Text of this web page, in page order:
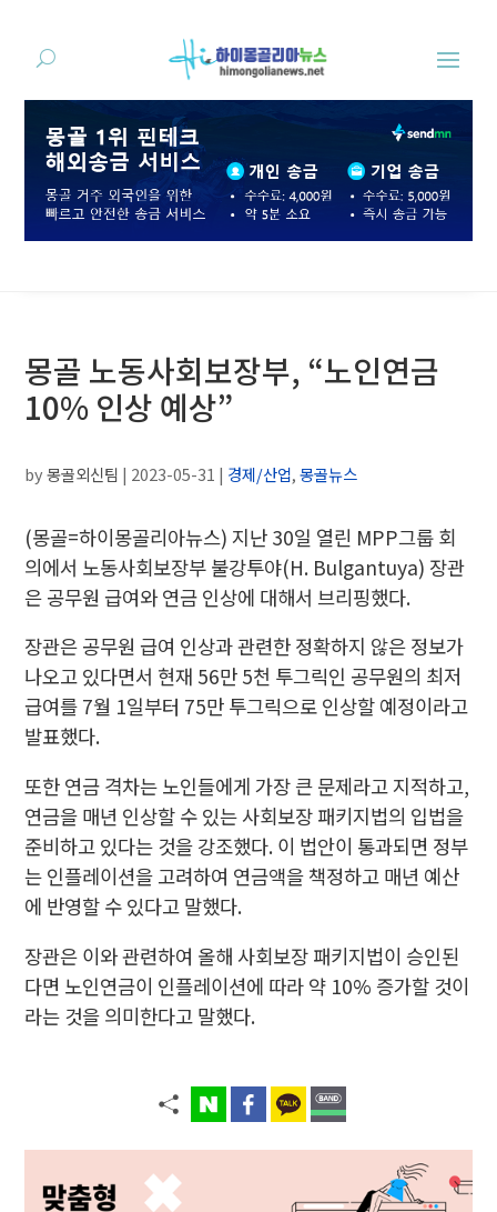
몽골 노동사회보장부, “노인연금
10% 인상 예상”
by몽골외신팀 | 2023-05-31 | 경제/산업,몽골뉴스
(몽골=하이몽골리아뉴스) 지난 30일 열린 MPP그룹 회
의에서 노동사회보장부 불강투야(H. Bulgantuya) 장관
은 공무원 급여와 연금 인상에 대해서 브리핑했다.
장관은 공무원 급여 인상과 관련한 정확하지 않은 정보가
나오고 있다면서 현재 56만 5천 투그릭인 공무원의 최저
급여를 7월 1일부터 75만 투그릭으로 인상할 예정이라고
발표했다.
또한 연금 격차는 노인들에게 가장 큰 문제라고 지적하고,
연금을 매년 인상할 수 있는 사회보장 패키지법의 입법을
준비하고 있다는 것을 강조했다. 이 법안이 통과되면 정부
는 인플레이션을 고려하여 연금액을 책정하고 매년 예산
에 반영할 수 있다고 말했다.
장관은 이와 관련하여 올해 사회보장 패키지법이 승인된
다면 노인연금이 인플레이션에 따라 약 10% 증가할 것이
라는 것을 의미한다고 말했다.